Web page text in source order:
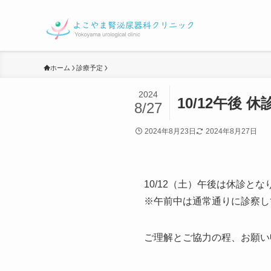
ホーム 診療予定
10/12午後 休
2024
8/27
2024年8月23日 2024年8月27日
10/12（土）午後は休診とな
※午前中は通常通りに診察
ご理解とご協力の程、お願